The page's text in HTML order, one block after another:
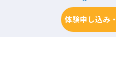
体験申し込み
© 2026 群馬県前橋の習い事ならDANCE